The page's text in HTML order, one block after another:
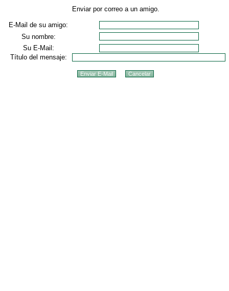
Enviar por correo a un amigo.
E-Mail de su amigo:
Su nombre:
Su E-Mail:
Título del mensaje: